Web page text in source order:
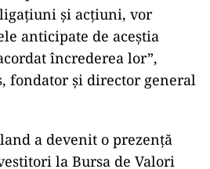
față de cel al anului 2019,
1,06 milioane de euro.
afaceri pentru anul trecut a
sporit cu o treime, profitul
de la un an la altul, în
s-a redus de la 89%
putem spune că toate